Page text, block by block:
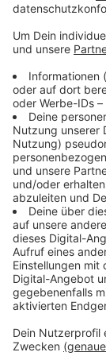
Anzeige
Seit März hat
gegangen.
Aktuell ist der
langfristig
Übernahme
Die ersten
Plan hat die
nächste
Stadtrat über
Anzeige